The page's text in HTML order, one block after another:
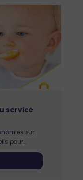
service
sur
pour